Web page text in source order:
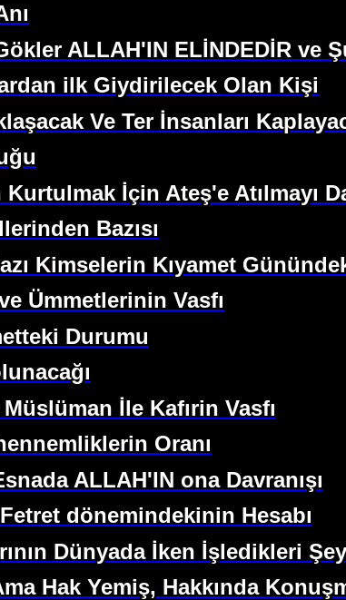
ALLAH'IN ELİNDEDİR ve
ilk Giydirilecek Olan Kişi
Ve Ter İnsanları
İçin Ateş'e Atılmayı
Bazısı
Kimselerin Kıyamet
Ümmetlerinin Vasfı
Durumu
İle Kafırin Vasfı
Oranı
ALLAH'IN ona Davranışı
dönemindekinin Hesabı
Dünyada İken İşledikleri
Hak Yemiş, Hakkında